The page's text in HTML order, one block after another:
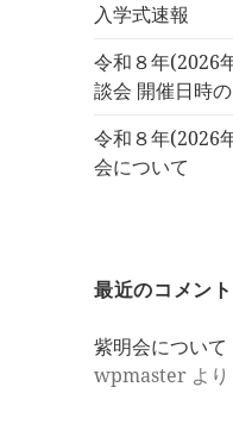
入学式速報
令和８年(2026
談会 開催日時
令和８年(2026
会について
最近のコメント
紫明会について
wpmaster より